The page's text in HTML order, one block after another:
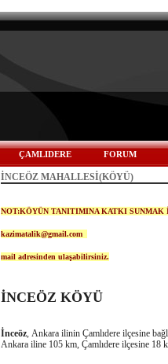
ÇAMLIDERE FORUM
İNCEÖZ MAHALLESİ(KÖYÜ)
NOT:KÖYÜN TANITIMINA KATKI SUNMAK
kazimatalik@gmail.com
mail adresinden ulaşabilirsiniz.
İNCEÖZ KÖYÜ
İnceöz, Ankara ilinin Çamlıdere ilçesine
Ankara iline 105 km, Çamlıdere ilçesine 18